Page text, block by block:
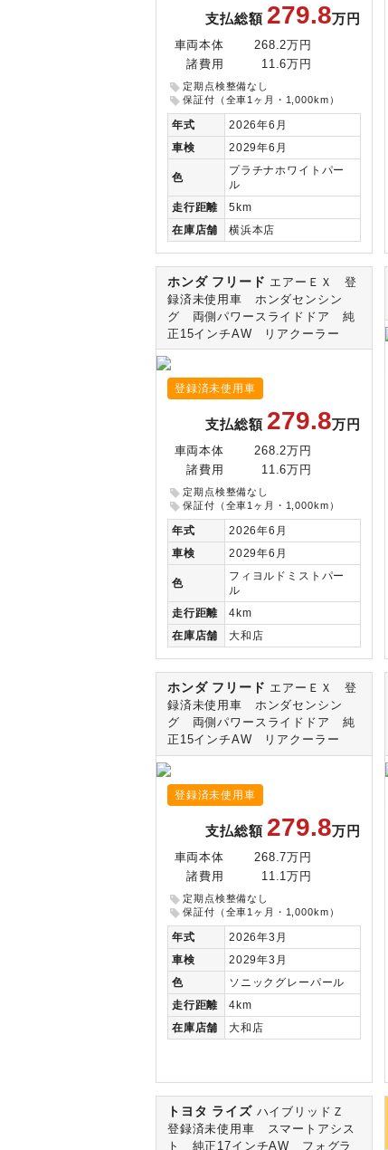
支払総額 279.8万円
車両本体
268.2万円
諸費用
11.6万円
定期点検整備なし
保証付（全車1ヶ月・1,000km）
年式
2026年6月
車検
2029年6月
色
プラチナホワイトパー
ル
走行距離
5km
在庫店舗 横浜本店
ホンダ フリード エアーＥＸ 登
録済未使用車 ホンダセンシン
グ 両側パワースライドドア 純
正15インチAW リアクーラー
登録済未使用車
支払総額 279.8万円
車両本体
268.2万円
諸費用
11.6万円
定期点検整備なし
保証付（全車1ヶ月・1,000km）
年式
2026年6月
車検
2029年6月
色
フィヨルドミストパー
ル
走行距離
4km
在庫店舗 大和店
ホンダ フリード エアーＥＸ 登
録済未使用車 ホンダセンシン
グ 両側パワースライドドア 純
正15インチAW リアクーラー
登録済未使用車
支払総額 279.8万円
車両本体
268.7万円
諸費用
11.1万円
定期点検整備なし
保証付（全車1ヶ月・1,000km）
年式
2026年3月
車検
2029年3月
色
ソニックグレーパール
走行距離
4km
在庫店舗 大和店
トヨタ ライズ ハイブリッドＺ
登録済未使用車 スマートアシス
ト 純正17インチAW フォグラ